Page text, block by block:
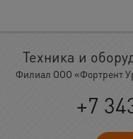
Техника и
Филиал ООО «Фортрент
+7